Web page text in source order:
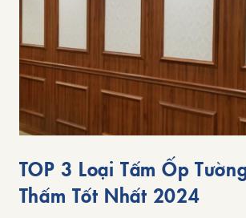
TOP 3 Loại Tấm Ốp
Thấm Tốt Nhất 2024